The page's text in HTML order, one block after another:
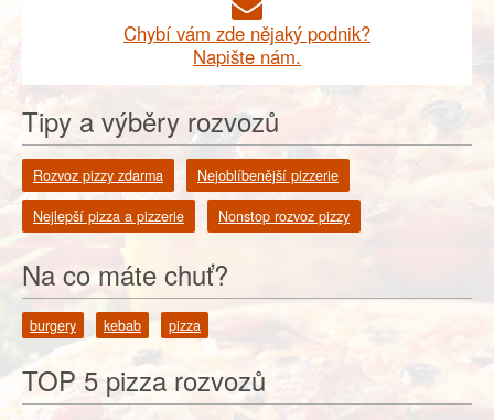
Chybí vám zde nějaký podnik?
Napište nám.
Tipy a výběry rozvozů
Rozvoz pizzy zdarma Nejoblíbenější pizzerie
Nejlepší pizza a pizzerie Nonstop rozvoz pizzy
Na co máte chuť?
burgery kebab pizza
TOP 5 pizza rozvozů